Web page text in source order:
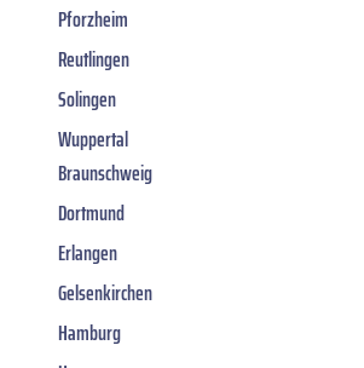
Pforzheim
Reutlingen
Solingen
Wuppertal
Braunschweig
Dortmund
Erlangen
Gelsenkirchen
Hamburg